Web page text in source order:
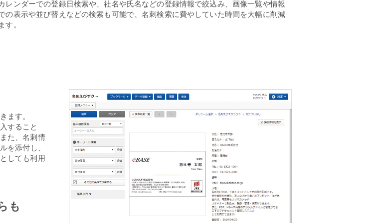
レンダーでの登録日検索や、社名や氏名などの登録情報で絞込み、画像一覧や情報
の表示や並び替えなどの検索も可能で、名刺検索に費やしていた時間を大幅に削減
す。
ます。
すること
た、名刺情
を添付し、
しても利用
も